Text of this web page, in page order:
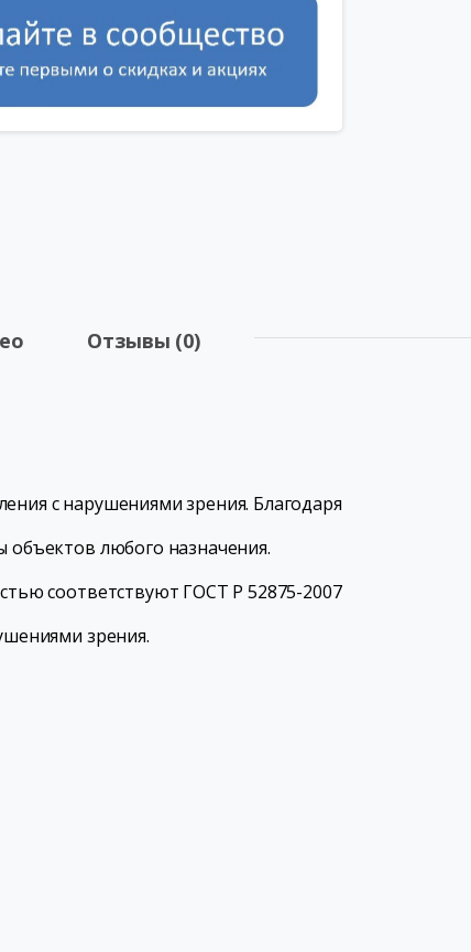
Отзывы (0)
с нарушениями зрения. Благодаря
объектов любого назначения.
соответствуют ГОСТ Р 52875-2007
зрения.